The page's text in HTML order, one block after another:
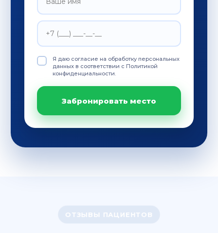
Я даю согласие на обработку персональных
данных в соответствии с Политикой
конфиденциальности.
Забронировать место
ОТЗЫВЫ ПАЦИЕНТОВ